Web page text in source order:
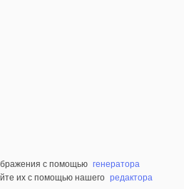
с помощью генератора
их с помощью нашего редактора